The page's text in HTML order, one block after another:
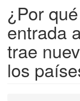
¿Por
entrada
trae
los